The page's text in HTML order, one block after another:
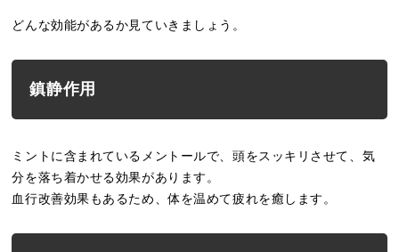
どんな効能があるか見ていきましょう。
鎮静作用
ミントに含まれているメントールで、頭をスッキリさせて、気
分を落ち着かせる効果があります。
血行改善効果もあるため、体を温めて疲れを癒します。